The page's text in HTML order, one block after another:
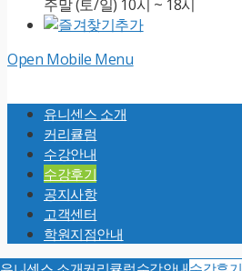
주말 (토/일) 10시 ~ 18시
Open Mobile Menu
유니센스 소개
커리큘럼
수강안내
수강후기
공지사항
고객센터
학원지점안내